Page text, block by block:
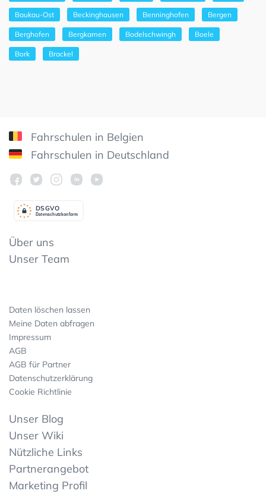
Baukau-Ost Beckinghausen Benninghofen Bergen
Berghofen Bergkamen Bodelschwingh Boele
Bork Brackel
Fahrschulen in Belgien
Fahrschulen in Deutschland
Datenschutzkonform
DSGVO
Über uns
Unser Team
Daten löschen lassen
Meine Daten abfragen
Impressum
AGB
AGB für Partner
Datenschutzerklärung
Cookie Richtlinie
Unser Blog
Unser Wiki
Nützliche Links
Partnerangebot
Marketing Profil